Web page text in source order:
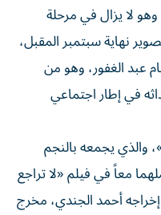
لا يزال في مرحلة
نهاية سبتمبر المقبل،
عبد الغفور، وهو من
في إطار اجتماعي
والذي يجمعه بالنجم
16 عاماً من عملهما معاً في فيلم «لا تراجع
وسيتولى إخراجه أحمد الجندي، مخرج